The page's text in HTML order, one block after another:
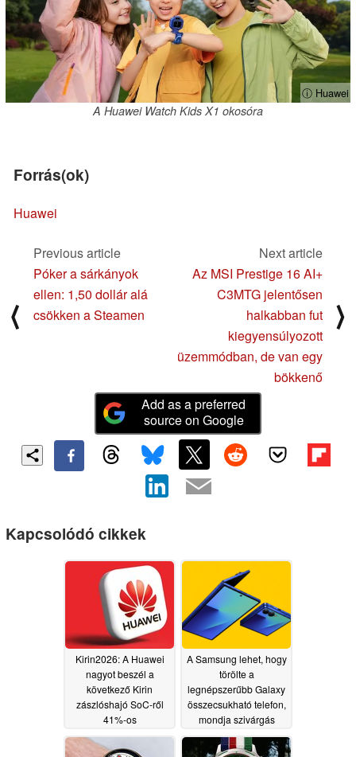
ⓘ Huawei
A Huawei Watch Kids X1 okosóra
Forrás(ok)
Huawei
⟨
Previous article
Póker a sárkányok
ellen: 1,50 dollár alá
csökken a Steamen
Next article
Az MSI Prestige 16 AI+
C3MTG jelentősen
halkabban fut
kiegyensúlyozott
üzemmódban, de van egy
bökkenő
⟩
Add as a preferred
source on Google
Kapcsolódó cikkek
Kirin2026: A Huawei
nagyot beszél a
következő Kirin
zászlóshajó SoC-ről
41%-os
energiahatékonysági
javulással05/25/2026
A Samsung lehet, hogy
törölte a
legnépszerűbb Galaxy
összecsukható telefon,
mondja szivárgás
05/17/2026